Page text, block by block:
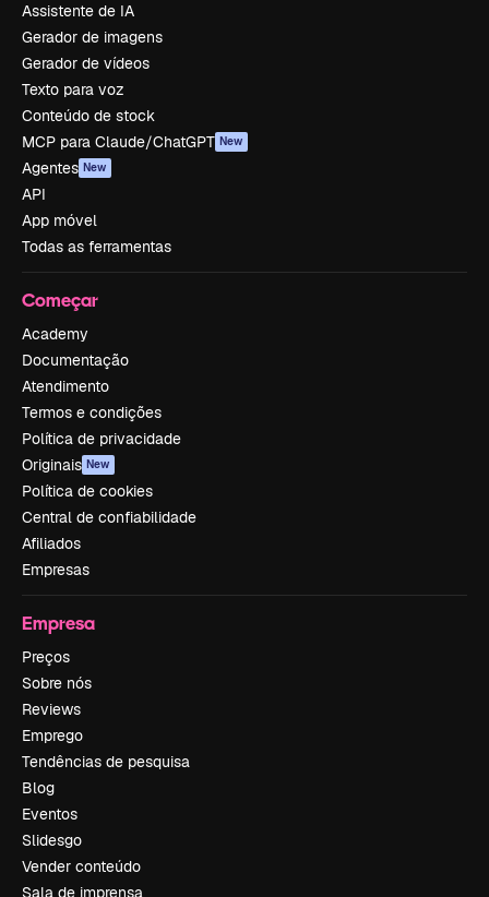
Assistente de IA
Gerador de imagens
Gerador de vídeos
Texto para voz
Conteúdo de stock
MCP para Claude/ChatGPT New
Agentes New
API
App móvel
Todas as ferramentas
Começar
Academy
Documentação
Atendimento
Termos e condições
Política de privacidade
Originais New
Política de cookies
Central de confiabilidade
Afiliados
Empresas
Empresa
Preços
Sobre nós
Reviews
Emprego
Tendências de pesquisa
Blog
Eventos
Slidesgo
Vender conteúdo
Sala de imprensa